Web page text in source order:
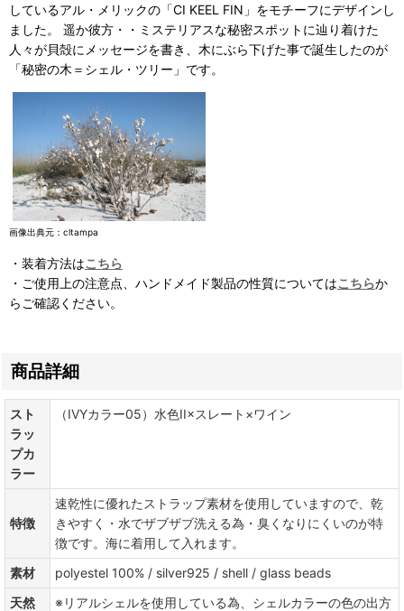
しているアル・メリックの「CI KEEL FIN」をモチーフにデザインし
ました。 遥か彼方・・ミステリアスな秘密スポットに辿り着けた
人々が貝殻にメッセージを書き、木にぶら下げた事で誕生したのが
「秘密の木＝シェル・ツリー」です。
画像出典元：cltampa
・装着方法はこちら
・ご使用上の注意点、ハンドメイド製品の性質についてはこちらか
らご確認ください。
商品詳細
スト
ラッ
プカ
ラー
（IVYカラー05）水色II×スレート×ワイン
特徴
速乾性に優れたストラップ素材を使用していますので、乾
きやすく・水でザブザブ洗える為・臭くなりにくいのが特
徴です。海に着用して入れます。
素材
polyestel 100% / silver925 / shell / glass beads
天然
※リアルシェルを使用している為、シェルカラーの色の出方